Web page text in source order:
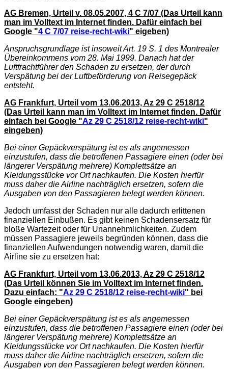
AG Bremen, Urteil v. 08.05.2007, 4 C 7/07 (Das Urteil kann
man im Volltext im Internet finden. Dafür einfach bei
Google "4 C 7/07 reise-recht-wiki" eigeben)
Anspruchsgrundlage ist insoweit Art. 19 S. 1 des Montrealer
Übereinkommens vom 28. Mai 1999. Danach hat der
Luftfrachtführer den Schaden zu ersetzen, der durch
Verspätung bei der Luftbeförderung von Reisegepäck
entsteht.
AG Frankfurt, Urteil vom 13.06.2013, Az 29 C 2518/12
(Das Urteil kann man im Volltext im Internet finden. Dafür
einfach bei Google "Az 29 C 2518/12 reise-recht-wiki"
eingeben)
Bei einer Gepäckverspätung ist es als angemessen
einzustufen, dass die betroffenen Passagiere einen (oder bei
längerer Verspätung mehrere) Komplettsätze an
Kleidungsstücke vor Ort nachkaufen. Die Kosten hierfür
muss daher die Airline nachträglich ersetzen, sofern die
Ausgaben von den Passagieren belegt werden können.
Jedoch umfasst der Schaden nur alle dadurch erlittenen
finanziellen Einbußen. Es gibt keinen Schadensersatz für
bloße Wartezeit oder für Unannehmlichkeiten. Zudem
müssen Passagiere jeweils begründen können, dass die
finanziellen Aufwendungen notwendig waren, damit die
Airline sie zu ersetzen hat:
AG Frankfurt, Urteil vom 13.06.2013, Az 29 C 2518/12
(Das Urteil können Sie im Volltext im Internet finden.
Dazu einfach: "Az 29 C 2518/12 reise-recht-wiki" bei
Google eingeben)
Bei einer Gepäckverspätung ist es als angemessen
einzustufen, dass die betroffenen Passagiere einen (oder bei
längerer Verspätung mehrere) Komplettsätze an
Kleidungsstücke vor Ort nachkaufen. Die Kosten hierfür
muss daher die Airline nachträglich ersetzen, sofern die
Ausgaben von den Passagieren belegt werden können.